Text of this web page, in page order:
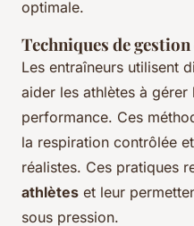
optimale.
Techniques de
Les entraîneurs utilisent
aider les athlètes à
performance. Ces
la respiration contrôlée
réalistes. Ces pratiques
athlètes et leur
sous pression.